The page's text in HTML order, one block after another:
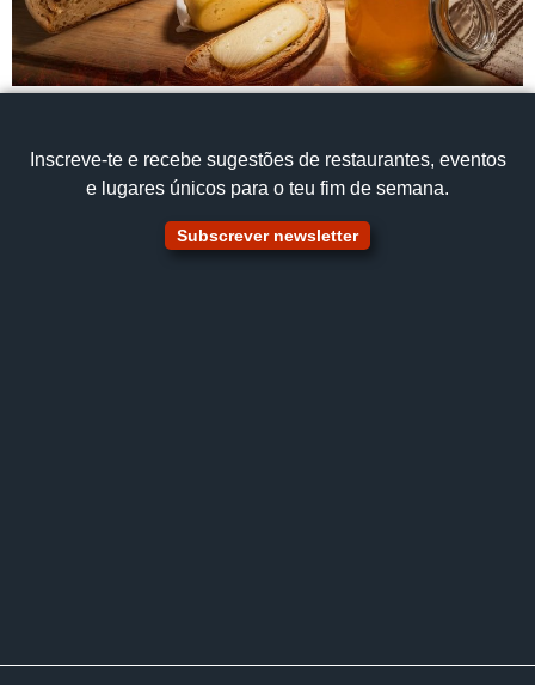
Inscreve‑te e recebe sugestões de restaurantes, eventos
e lugares únicos para o teu fim de semana.
Subscrever newsletter